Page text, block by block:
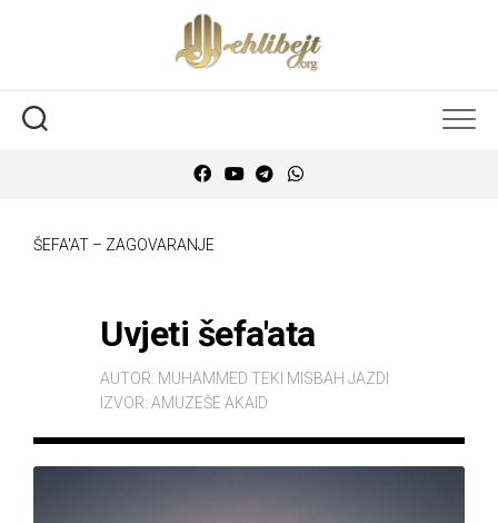
ŠEFA'AT – ZAGOVARANJE
Uvjeti šefa'ata
AUTOR: MUHAMMED TEKI MISBAH JAZDI
IZVOR: AMUZEŠE AKAID